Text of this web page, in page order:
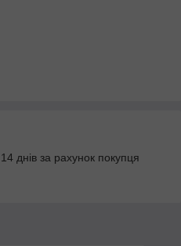
днів за рахунок покупця